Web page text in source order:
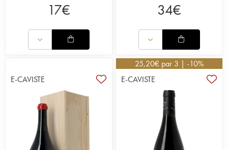
17€ 34€
E-CAVISTE
25,20€ par 3 | -10%
E-CAVISTE